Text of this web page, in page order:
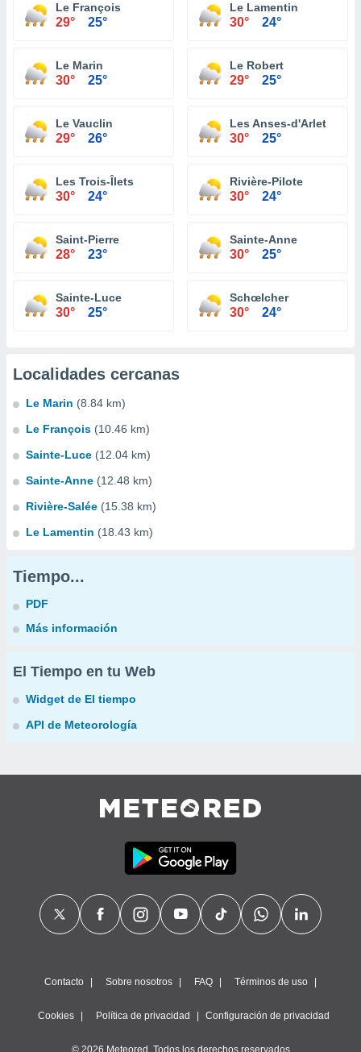
Le François
29° 25°
Le Lamentin
30° 24°
Le Marin
30° 25°
Le Robert
29° 25°
Le Vauclin
29° 26°
Les Anses-d'Arlet
30° 25°
Les Trois-Îlets
30° 24°
Rivière-Pilote
30° 24°
Saint-Pierre
28° 23°
Sainte-Anne
30° 25°
Sainte-Luce
30° 25°
Schœlcher
30° 24°
Localidades cercanas
Le Marin (8.84 km)
Le François (10.46 km)
Sainte-Luce (12.04 km)
Sainte-Anne (12.48 km)
Rivière-Salée (15.38 km)
Le Lamentin (18.43 km)
Tiempo...
PDF
Más información
El Tiempo en tu Web
Widget de El tiempo
API de Meteorología
Contacto Sobre nosotros FAQ Términos de uso
Cookies Política de privacidad Configuración de privacidad
© 2026 Meteored. Todos los derechos reservados